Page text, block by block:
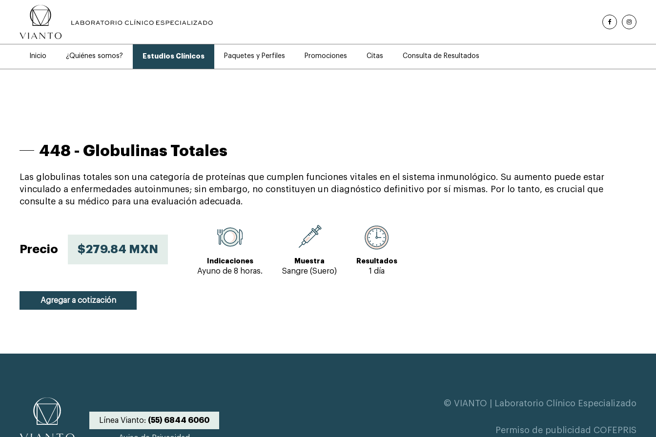
Inicio ¿Quiénes somos? Estudios Clínicos Paquetes y Perfiles Promociones Citas Consulta de Resultados
448 - Globulinas Totales
Las globulinas totales son una categoría de proteínas que cumplen funciones vitales en el sistema inmunológico. Su aumento puede estar
vinculado a enfermedades autoinmunes; sin embargo, no constituyen un diagnóstico definitivo por sí mismas. Por lo tanto, es crucial que
consulte a su médico para una evaluación adecuada.
Precio $279.84 MXN
Indicaciones
Ayuno de 8 horas.
Muestra
Sangre (Suero)
Resultados
1 día
Agregar a cotización
Línea Vianto: (55) 6844 6060
© VIANTO | Laboratorio Clínico Especializado
Permiso de publicidad COFEPRIS